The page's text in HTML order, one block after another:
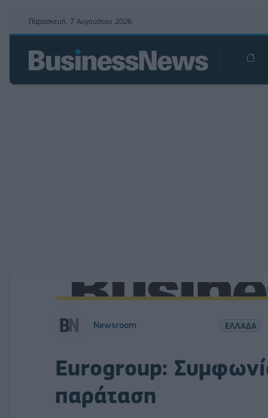
Παρασκευή, 7 Αυγούστου 2026
Newsroom ΕΛΛΑΔΑ
Eurogroup:
παράταση